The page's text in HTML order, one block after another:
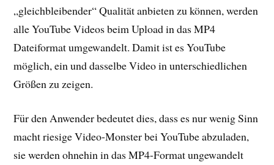
„gleichbleibender“ Qualität anbieten zu können, werden
alle YouTube Videos beim Upload in das MP4
Dateiformat umgewandelt. Damit ist es YouTube
möglich, ein und dasselbe Video in unterschiedlichen
Größen zu zeigen.
Für den Anwender bedeutet dies, dass es nur wenig Sinn
macht riesige Video-Monster bei YouTube abzuladen,
sie werden ohnehin in das MP4-Format ungewandelt